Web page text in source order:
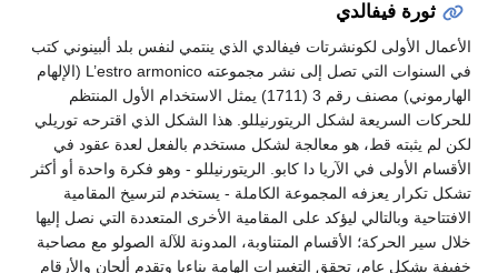
ثورة فيفالدي
الأعمال الأولى لكونشرتات فيفالدي الذي ينتمي لنفس بلد ألبينوني كتب
في السنوات التي تصل إلى نشر مجموعته L’estro armonico (الإلهام
الهارموني) مصنف رقم 3 (1711) يمثل الاستخدام الأول المنتظم
للحركات السريعة لشكل الريتورنيللو. هذا الشكل الذي اقترحه توريلي
لكن لم يثبته قط، هو معالجة لشكل مستخدم بالفعل لعدة عقود في
الأقسام الأولى في الآريا دا كابو. الريتورنيللو - وهو فكرة واحدة أو أكثر
تشكل تكرار يعزفه المجموعة الكاملة - يستخدم لترسيخ المقامية
الافتتاحية وبالتالي ليؤكد على المقامية الأخرى المتعددة التي نصل إليها
خلال سير الحركة؛ الأقسام المتناوبة، المدونة للآلة الصولو مع مصاحبة
خفيفة بشكل عام، تحقق التغييرات الهامة بناءيا وتقدم ألحان والأرقام